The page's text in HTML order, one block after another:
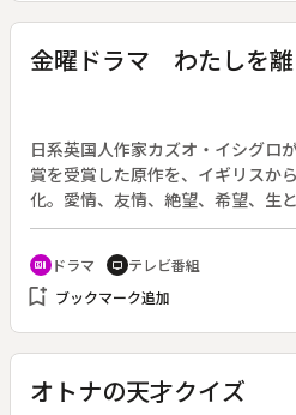
出演者が自分に課しているルール
のコーナーでは、西が「『根はい
という自分のルールについて語る
西のルールは小説そのものだとい
て自らの作品に対しての責任につ
金曜ドラマ わたしを離
日系英国人作家カズオ・イシグロ
賞を受賞した原作を、イギリスか
化。愛情、友情、絶望、希望、生
ブストーリー。（２０１６年１月
１０回）◆第８回。美和（水川あ
（綾瀬はるか）、友彦（三浦春馬
あった場所を訪れた。しかし、そ
しばらく友彦とサッカーをしたり
を外した美和の帰りが遅いので、
こには、縄跳びやゲームをしてい
recent_actors ドラマ tv テレビ番組
bookmark_add ブックマーク追加
オトナの天才クイズ